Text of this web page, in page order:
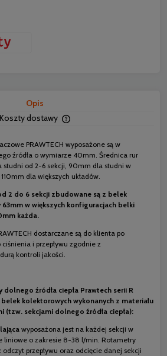
Opis
Koszty dostawy
płatności
PRAWTECH wyposażone są w
źródła o wymiarze 40mm. Średnica rur
studni od 2-6 sekcji, 90mm dla studni w
dla większych układów.
2 do 6 sekcji zbudowane są z belek
w większych konfiguracjach belki
każda.
dostarczane są do klienta po
i przepływu zgodnie z
kontroli jakości.
źródła ciepła Prawtech serii R
kolektorowych wykonanych z materiału
(tzw. sekcjami dolnego źródła ciepła):
wyposażona jest na każdej sekcji w
liniowe o zakresie 8-38 l/min. Rotametry
przepływu oraz odcięcie danej sekcji